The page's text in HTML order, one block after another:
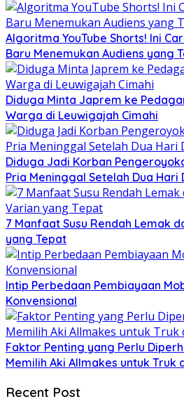
Algoritma YouTube Shorts! Ini
Baru Menemukan Audiens yang
Diduga Minta Japrem ke
Warga di Leuwigajah Cimahi
Diduga Jadi Korban
Pria Meninggal Setelah Dua Hari
7 Manfaat Susu Rendah Lemak
yang Tepat
Intip Perbedaan Pembiayaan
Konvensional
Faktor Penting yang Perlu
Memilih Aki Allmakes untuk Truk
Recent Post